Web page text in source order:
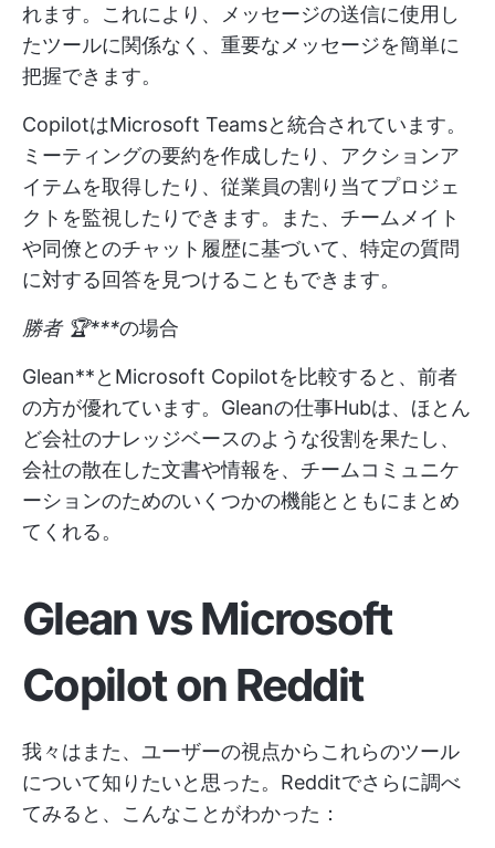
れます。これにより、メッセージの送信に使用し
たツールに関係なく、重要なメッセージを簡単に
把握できます。
CopilotはMicrosoft Teamsと統合されています。
ミーティングの要約を作成したり、アクションア
イテムを取得したり、従業員の割り当てプロジェ
クトを監視したりできます。また、チームメイト
や同僚とのチャット履歴に基づいて、特定の質問
に対する回答を見つけることもできます。
勝者 🏆***の場合
Glean**とMicrosoft Copilotを比較すると、前者
の方が優れています。Gleanの仕事Hubは、ほとん
ど会社のナレッジベースのような役割を果たし、
会社の散在した文書や情報を、チームコミュニケ
ーションのためのいくつかの機能とともにまとめ
てくれる。
Glean vs Microsoft
Copilot on Reddit
我々はまた、ユーザーの視点からこれらのツール
について知りたいと思った。Redditでさらに調べ
てみると、こんなことがわかった：